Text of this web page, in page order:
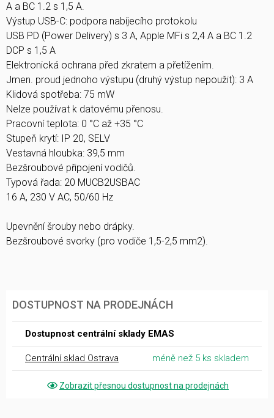
A a BC 1.2 s 1,5 A.
Výstup USB-C: podpora nabíjecího protokolu
USB PD (Power Delivery) s 3 A, Apple MFi s 2,4 A a BC 1.2
DCP s 1,5 A
Elektronická ochrana před zkratem a přetížením.
Jmen. proud jednoho výstupu (druhý výstup nepoužit): 3 A
Klidová spotřeba: 75 mW
Nelze používat k datovému přenosu.
Pracovní teplota: 0 °C až +35 °C
Stupeň krytí: IP 20, SELV
Vestavná hloubka: 39,5 mm
Bezšroubové připojení vodičů.
Typová řada: 20 MUCB2USBAC
16 A, 230 V AC, 50/60 Hz
Upevnění šrouby nebo drápky.
Bezšroubové svorky (pro vodiče 1,5-2,5 mm2).
DOSTUPNOST NA PRODEJNÁCH
Dostupnost centrální sklady EMAS
Centrální sklad Ostrava méně než 5 ks skladem
Zobrazit přesnou dostupnost na prodejnách